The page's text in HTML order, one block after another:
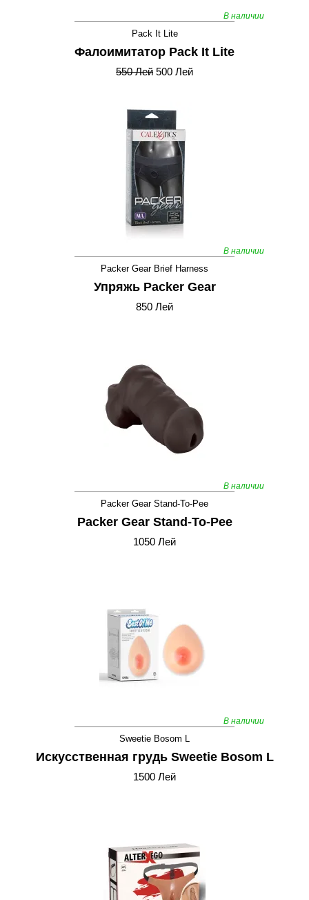
В наличии
Pack It Lite
Фалоимитатор Pack It Lite
550 Лей 500 Лей
В наличии
Packer Gear Brief Harness
Упряжь Packer Gear
850 Лей
В наличии
Packer Gear Stand-To-Pee
Packer Gear Stand-To-Pee
1050 Лей
В наличии
Sweetie Bosom L
Искусственная грудь Sweetie Bosom L
1500 Лей